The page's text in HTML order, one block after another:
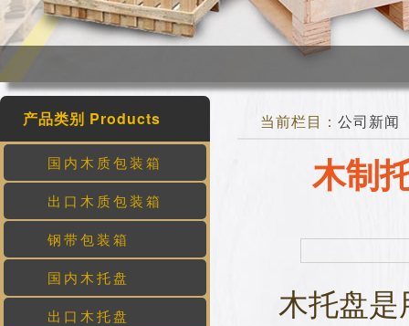
产品类别 Products
国内木质包装箱
出口木质包装箱
钢带包装箱
国内木托盘
出口木托盘
当前栏目： 公司新闻
木制
木托盘